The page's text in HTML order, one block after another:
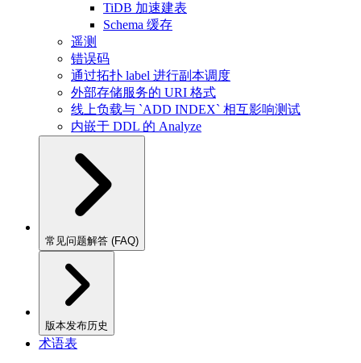
TiDB 加速建表
Schema 缓存
遥测
错误码
通过拓扑 label 进行副本调度
外部存储服务的 URI 格式
线上负载与 `ADD INDEX` 相互影响测试
内嵌于 DDL 的 Analyze
常见问题解答 (FAQ)
版本发布历史
术语表